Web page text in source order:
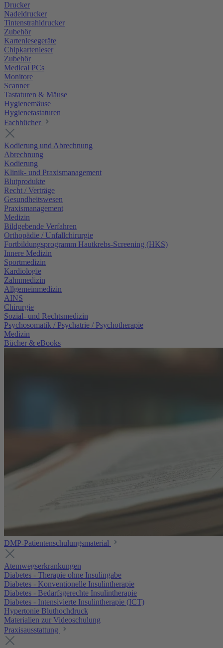
Drucker
Nadeldrucker
Tintenstrahldrucker
Zubehör
Kartenlesegeräte
Chipkartenleser
Zubehör
Medical PCs
Monitore
Scanner
Tastaturen & Mäuse
Hygienemäuse
Hygienetastaturen
Fachbücher
Kodierung und Abrechnung
Abrechnung
Kodierung
Klinik- und Praxismanagement
Blutprodukte
Recht / Verträge
Gesundheitswesen
Praxismanagement
Medizin
Bildgebende Verfahren
Orthopädie / Unfallchirurgie
Fortbildungsprogramm Hautkrebs-Screening (HKS)
Innere Medizin
Sportmedizin
Kardiologie
Zahnmedizin
Allgemeinmedizin
AINS
Chirurgie
Sozial- und Rechtsmedizin
Psychosomatik / Psychatrie / Psychotherapie
Medizin
Bücher & eBooks
DMP-Patientenschulungsmaterial
Atemwegserkrankungen
Diabetes - Therapie ohne Insulingabe
Diabetes - Konventionelle Insulintherapie
Diabetes - Bedarfsgerechte Insulintherapie
Diabetes - Intensivierte Insulintherapie (ICT)
Hypertonie Bluthochdruck
Materialien zur Videoschulung
Praxisausstattung